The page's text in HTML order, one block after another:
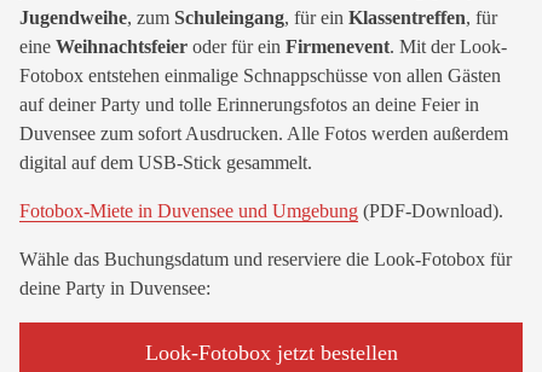
Jugendweihe, zum Schuleingang, für ein Klassentreffen, für
eine Weihnachtsfeier oder für ein Firmenevent. Mit der Look-
Fotobox entstehen einmalige Schnappschüsse von allen Gästen
auf deiner Party und tolle Erinnerungsfotos an deine Feier in
Duvensee zum sofort Ausdrucken. Alle Fotos werden außerdem
digital auf dem USB-Stick gesammelt.
Fotobox-Miete in Duvensee und Umgebung (PDF-Download).
Wähle das Buchungsdatum und reserviere die Look-Fotobox für
deine Party in Duvensee:
Look-Fotobox jetzt bestellen